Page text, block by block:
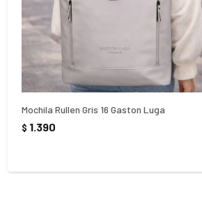
Mochila Rullen Gris 16 Gaston Luga
$ 1.390